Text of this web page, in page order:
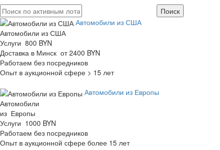
Автомобили из США
Автомобили из США
Услуги 800 BYN
Доставка в Минск от 2400 BYN
Работаем без посредников
Опыт в аукционной сфере > 15 лет
Автомобили из Европы
Автомобили
из Европы
Услуги 1000 BYN
Работаем без посредников
Опыт в аукционной сфере более 15 лет